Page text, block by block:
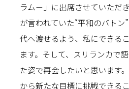
ラム－」に出席させていただ
が言われていた“平和のバトン
代へ渡せるよう、私にできる
ます。そして、スリランカで
た姿で再会したいと思います
から新たな目標に挑戦できる